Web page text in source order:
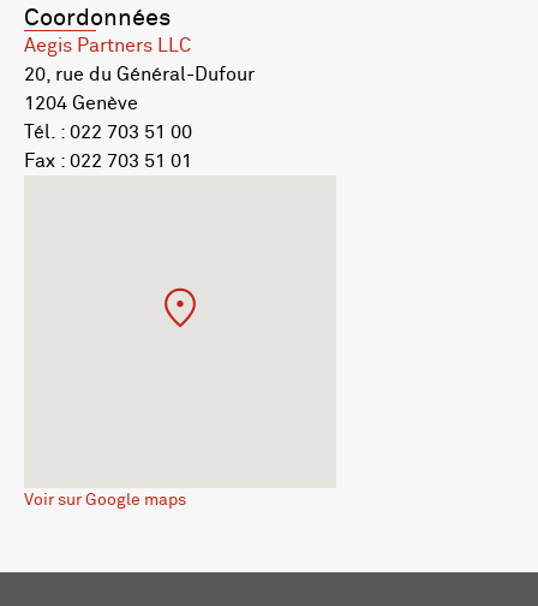
Coordonnées
Aegis Partners LLC
20, rue du Général-Dufour
1204 Genève
Tél. : 022 703 51 00
Fax : 022 703 51 01
Voir sur Google maps